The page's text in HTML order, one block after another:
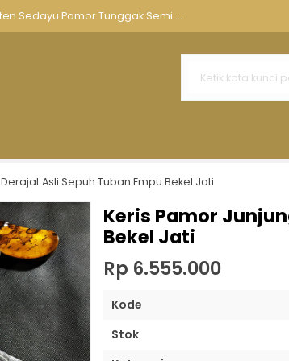
Sedayu Pamor Tunggak Semi....
Keris Ukir Naga Kembar....
Laler Mengeng Tangguh M....
Wilut Combong Sepuh Kun....
Lanang Pamor Sanak....
Aksesoris Keris Tempat Keris Tombak
Asli Sepuh Tuban Empu Bekel Jati
Keris Pamor
Bekel Jati
Rp 6.555.000
Kode
Stok